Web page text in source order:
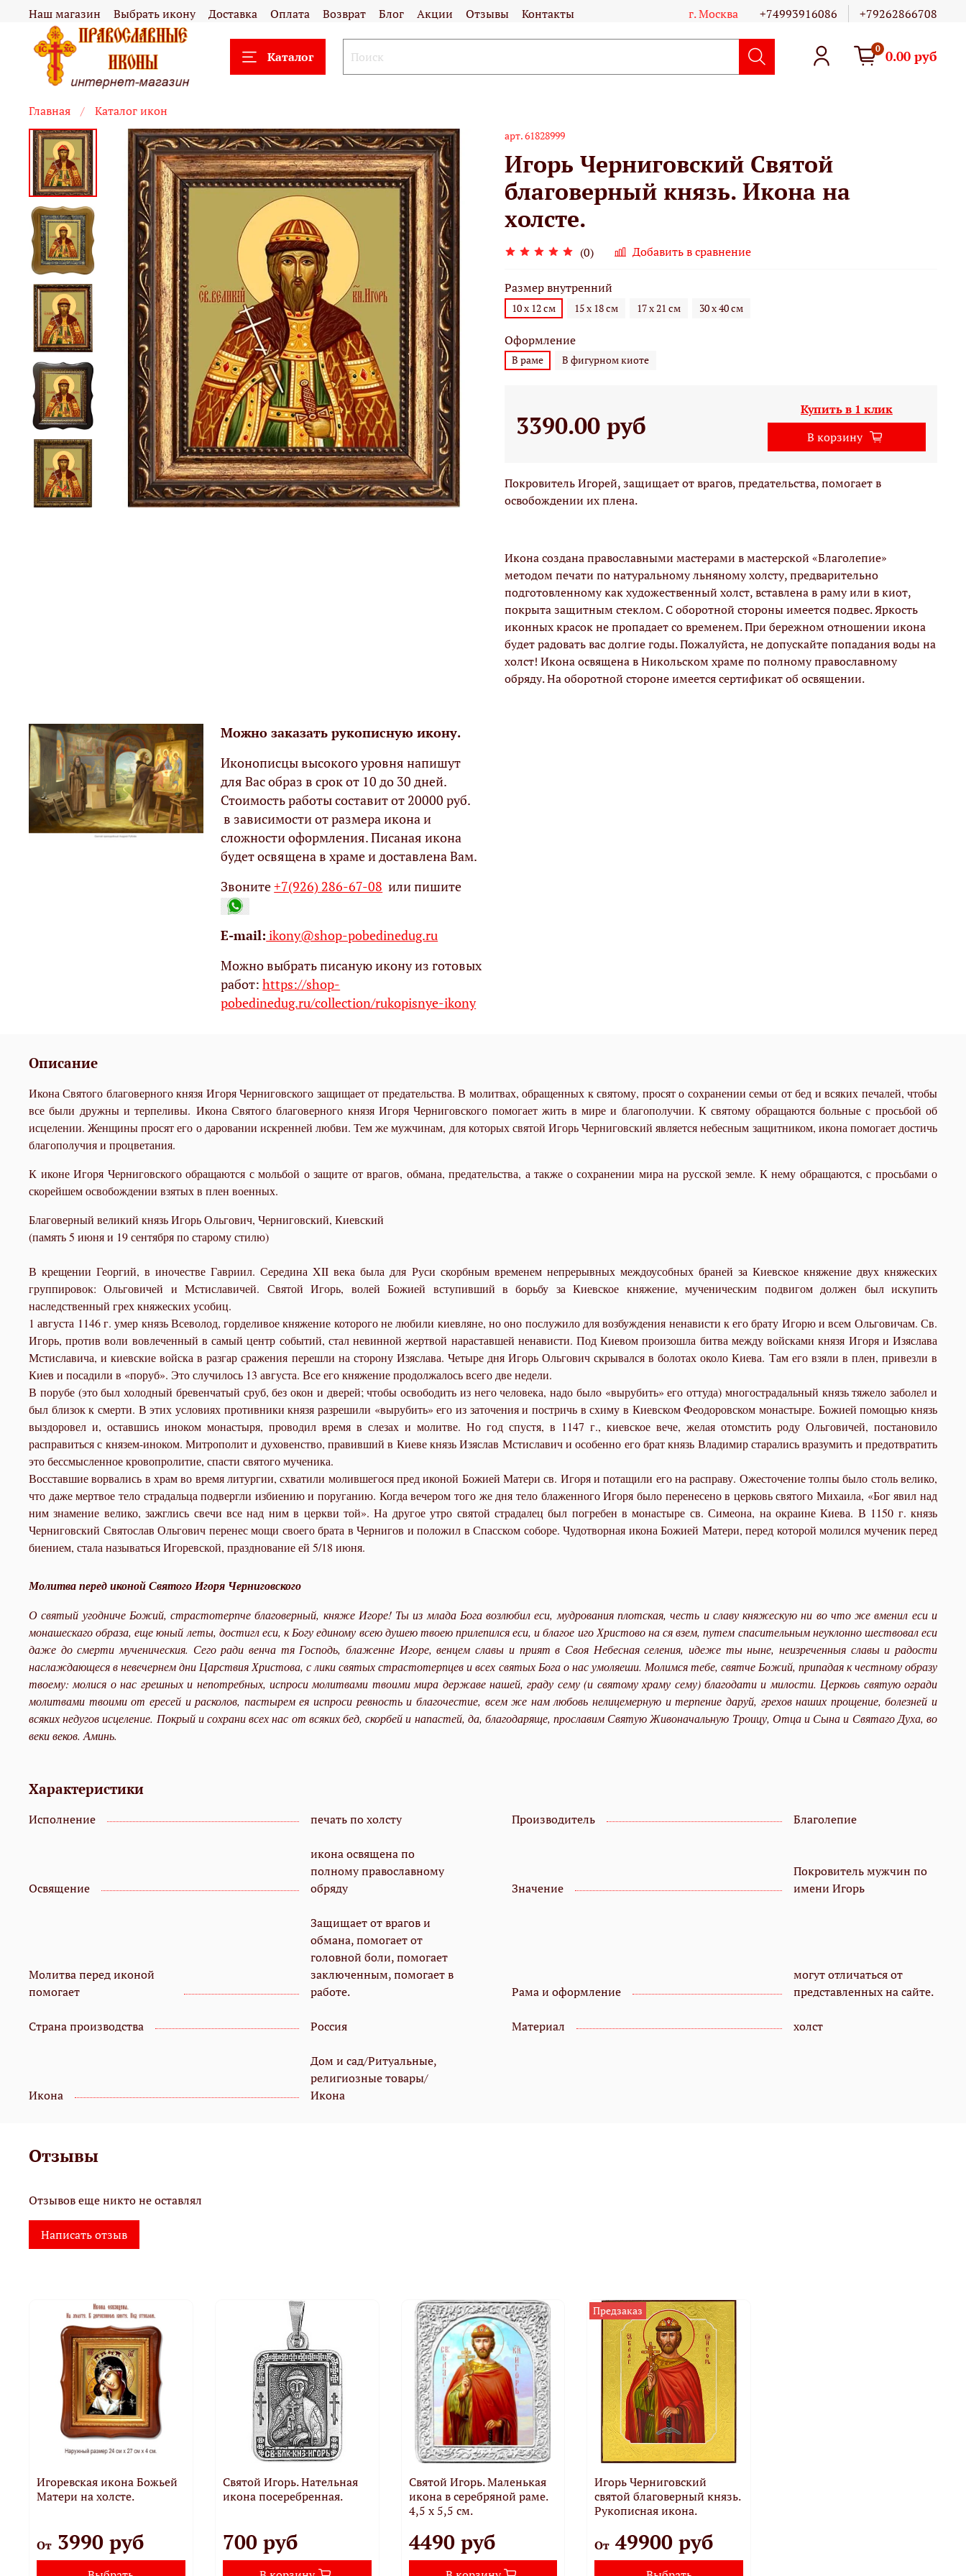
Наш магазин Выбрать икону Доставка Оплата Возврат Блог Акции Отзывы Контакты г. Москва +74993916086 +79262866708
Каталог
0 0.00 руб
Главная Каталог икон
арт.61828999
Игорь Черниговский Святой
благоверный князь. Икона на
холсте.
(0) Добавить в сравнение
Размер внутренний
10 х 12 см 15 х 18 см 17 х 21 см 30 х 40 см
Оформление
В раме В фигурном киоте
3390.00 руб
Купить в 1 клик
В корзину
Покровитель Игорей, защищает от врагов, предательства, помогает в
освобождении их плена.
Икона создана православными мастерами в мастерской «Благолепие»
методом печати по натуральному льняному холсту, предварительно
подготовленному как художественный холст, вставлена в раму или в киот,
покрыта защитным стеклом. С оборотной стороны имеется подвес. Яркость
иконных красок не пропадает со временем. При бережном отношении икона
будет радовать вас долгие годы. Пожалуйста, не допускайте попадания воды на
холст! Икона освящена в Никольском храме по полному православному
обряду. На оборотной стороне имеется сертификат об освящении.
Можно заказать рукописную икону.
Иконописцы высокого уровня напишут
для Вас образ в срок от 10 до 30 дней.
Стоимость работы составит от 20000 руб.
в зависимости от размера икона и
сложности оформления. Писаная икона
будет освящена в храме и доставлена Вам.
Звоните+7(926) 286-67-08 или пишите
Е-mail: ikony@shop-pobedinedug.ru
Можно выбрать писаную икону из готовых
работ:https://shop-
pobedinedug.ru/collection/rukopisnye-ikony
Описание
Икона Святого благоверного князя Игоря Черниговского защищает от предательства. В молитвах, обращенных к святому, просят о сохранении семьи от бед и всяких печалей, чтобы
все были дружны и терпеливы. Икона Святого благоверного князя Игоря Черниговского помогает жить в мире и благополучии. К святому обращаются больные с просьбой об
исцелении. Женщины просят его о даровании искренней любви. Тем же мужчинам, для которых святой Игорь Черниговский является небесным защитником, икона помогает достичь
благополучия и процветания.
К иконе Игоря Черниговского обращаются с мольбой о защите от врагов, обмана, предательства, а также о сохранении мира на русской земле. К нему обращаются, с просьбами о
скорейшем освобождении взятых в плен военных.
Благоверный великий князь Игорь Ольгович, Черниговский, Киевский
(память 5 июня и 19 сентября по старому стилю)
В крещении Георгий, в иночестве Гавриил. Середина XII века была для Руси скорбным временем непрерывных междоусобных браней за Киевское княжение двух княжеских
группировок: Ольговичей и Мстиславичей. Святой Игорь, волей Божией вступивший в борьбу за Киевское княжение, мученическим подвигом должен был искупить
наследственный грех княжеских усобиц.
1 августа 1146 г. умер князь Всеволод, горделивое княжение которого не любили киевляне, но оно послужило для возбуждения ненависти к его брату Игорю и всем Ольговичам. Св.
Игорь, против воли вовлеченный в самый центр событий, стал невинной жертвой нараставшей ненависти. Под Киевом произошла битва между войсками князя Игоря и Изяслава
Мстиславича, и киевские войска в разгар сражения перешли на сторону Изяслава. Четыре дня Игорь Ольгович скрывался в болотах около Киева. Там его взяли в плен, привезли в
Киев и посадили в «поруб». Это случилось 13 августа. Все его княжение продолжалось всего две недели.
В порубе (это был холодный бревенчатый сруб, без окон и дверей; чтобы освободить из него человека, надо было «вырубить» его оттуда) многострадальный князь тяжело заболел и
был близок к смерти. В этих условиях противники князя разрешили «вырубить» его из заточения и постричь в схиму в Киевском Феодоровском монастыре. Божией помощью князь
выздоровел и, оставшись иноком монастыря, проводил время в слезах и молитве. Но год спустя, в 1147 г., киевское вече, желая отомстить роду Ольговичей, постановило
расправиться с князем-иноком. Митрополит и духовенство, правивший в Киеве князь Изяслав Мстиславич и особенно его брат князь Владимир старались вразумить и предотвратить
это бессмысленное кровопролитие, спасти святого мученика.
Восставшие ворвались в храм во время литургии, схватили молившегося пред иконой Божией Матери св. Игоря и потащили его на расправу. Ожесточение толпы было столь велико,
что даже мертвое тело страдальца подвергли избиению и поруганию. Когда вечером того же дня тело блаженного Игоря было перенесено в церковь святого Михаила, «Бог явил над
ним знамение велико, зажглись свечи все над ним в церкви той». На другое утро святой страдалец был погребен в монастыре св. Симеона, на окраине Киева. В 1150 г. князь
Черниговский Святослав Ольгович перенес мощи своего брата в Чернигов и положил в Спасском соборе. Чудотворная икона Божией Матери, перед которой молился мученик перед
биением, стала называться Игоревской, празднование ей 5/18 июня.
Молитва перед иконой Святого Игоря Черниговского
О святый угодниче Божий, страстотерпче благоверный, княже Игоре! Ты из млада Бога возлюбил еси, мудрования плотская, честь и славу княжескую ни во что же вменил еси и
монашескаго образа, еще юный леты, достигл еси, к Богу единому всею душею твоею прилепился еси, и благое иго Христово на ся взем, путем спасительным неуклонно шествовал еси
даже до смерти мученическия. Сего ради венча тя Господь, блаженне Игоре, венцем славы и прият в Своя Небесная селения, идеже ты ныне, неизреченныя славы и радости
наслаждающеся в невечернем дни Царствия Христова, с лики святых страстотерпцев и всех святых Бога о нас умоляеши. Молимся тебе, святче Божий, припадая к честному образу
твоему: молися о нас грешных и непотребных, испроси молитвами твоими мира державе нашей, граду сему (и святому храму сему) благодати и милости. Церковь святую огради
молитвами твоими от ересей и расколов, пастырем ея испроси ревность и благочестие, всем же нам любовь нелицемерную и терпение даруй, грехов наших прощение, болезней и
всяких недугов исцеление. Покрый и сохрани всех нас от всяких бед, скорбей и напастей, да, благодаряще, прославим Святую Живоначальную Троицу, Отца и Сына и Святаго Духа, во
веки веков. Аминь.
Характеристики
Исполнение печать по холсту Производитель Благолепие
Освящение
икона освящена по
полному православному
обряду
Значение
Покровитель мужчин по
имени Игорь
Молитва перед иконой
помогает
Защищает от врагов и
обмана, помогает от
головной боли, помогает
заключенным, помогает в
работе.
Рама и оформление
могут отличаться от
представленных на сайте.
Страна производства Россия Материал холст
Икона
Дом и сад/Ритуальные,
религиозные товары/
Икона
Отзывы
Отзывов еще никто не оставлял
Написать отзыв
Игоревская икона Божьей
Матери на холсте.
От 3990 руб
Святой Игорь. Нательная
икона посеребренная.
700 руб
Святой Игорь. Маленькая
икона в серебряной раме.
4,5 х 5,5 см.
4490 руб
Предзаказ
Игорь Черниговский
святой благоверный князь.
Рукописная икона.
От 49900 руб